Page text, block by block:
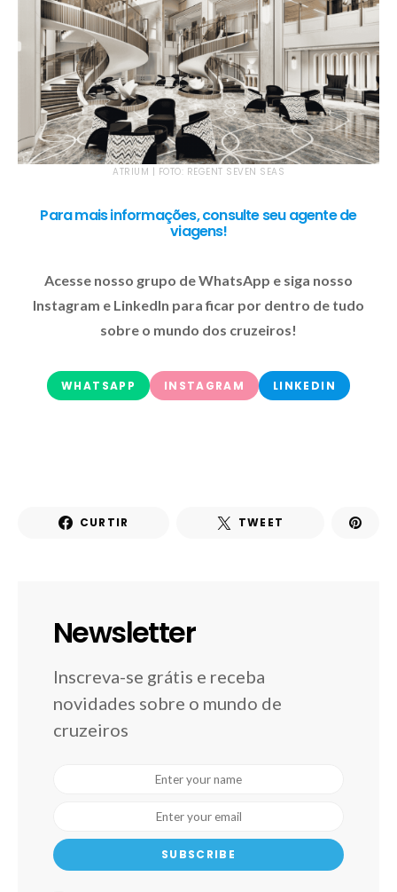
ATRIUM | FOTO: REGENT SEVEN SEAS
Para mais informações, consulte seu agente de
viagens!
Acesse nosso grupo de WhatsApp e siga nosso
Instagram e LinkedIn para ficar por dentro de tudo
sobre o mundo dos cruzeiros!
WHATSAPP INSTAGRAM LINKEDIN
CURTIR TWEET
Newsletter
Inscreva-se grátis e receba
novidades sobre o mundo de
cruzeiros
SUBSCRIBE